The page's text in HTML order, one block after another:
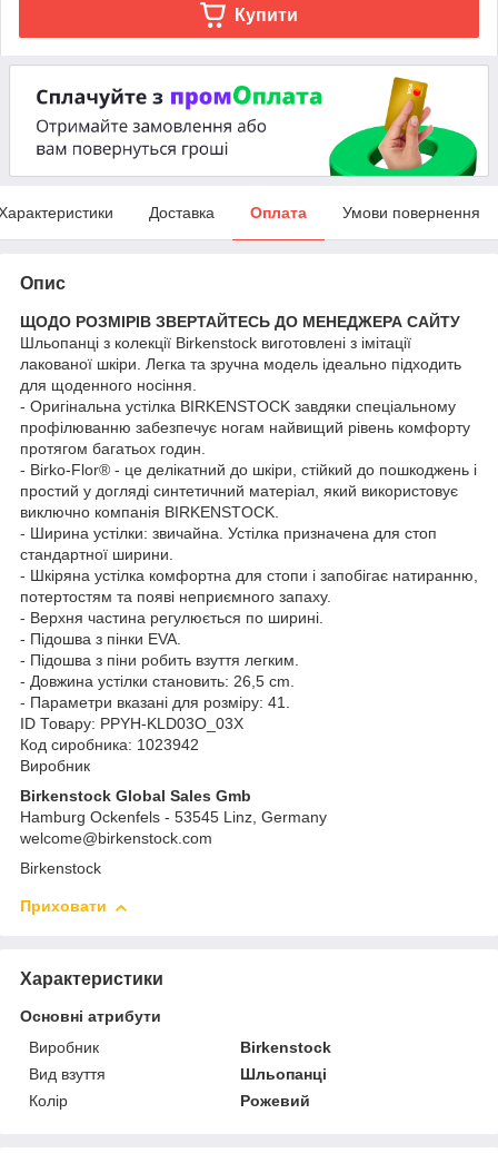
Купити
Доставка Оплата Умови повернення
Опис
ЩОДО РОЗМІРІВ ЗВЕРТАЙТЕСЬ ДО МЕНЕДЖЕРА САЙТУ
Шльопанці з колекції Birkenstock виготовлені з імітації
лакованої шкіри. Легка та зручна модель ідеально підходить
для щоденного носіння.
- Оригінальна устілка BIRKENSTOCK завдяки спеціальному
профілюванню забезпечує ногам найвищий рівень комфорту
протягом багатьох годин.
- Birko-Flor® - це делікатний до шкіри, стійкий до пошкоджень і
простий у догляді синтетичний матеріал, який використовує
виключно компанія BIRKENSTOCK.
- Ширина устілки: звичайна. Устілка призначена для стоп
стандартної ширини.
- Шкіряна устілка комфортна для стопи і запобігає натиранню,
потертостям та появі неприємного запаху.
- Верхня частина регулюється по ширині.
- Підошва з пінки EVA.
- Підошва з піни робить взуття легким.
- Довжина устілки становить: 26,5 cm.
- Параметри вказані для розміру: 41.
ID Товару: PPYH-KLD03O_03X
Код сиробника: 1023942
Виробник
Birkenstock Global Sales Gmb
Hamburg Ockenfels - 53545 Linz, Germany
welcome@birkenstock.com
Birkenstock
Приховати
Характеристики
Основні атрибути
Виробник
Birkenstock
Вид взуття
Шльопанці
Колір
Рожевий